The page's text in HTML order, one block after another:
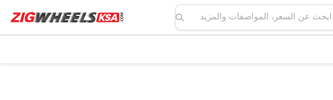
ابحث عن السعر، المواصفات والمزيد